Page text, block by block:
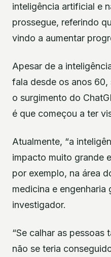
inteligência artificial e
prossegue, referindo
vindo a aumentar
Apesar de a
fala desde os anos
o surgimento do
é que começou a ter
Atualmente, “a
impacto muito grande
por exemplo, na área
medicina e engenharia
investigador.
“Se calhar as pessoas
não se teria